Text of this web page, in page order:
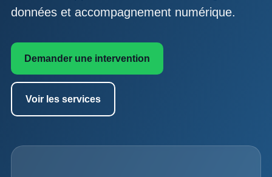
données et accompagnement numérique.
Demander une intervention
Voir les services